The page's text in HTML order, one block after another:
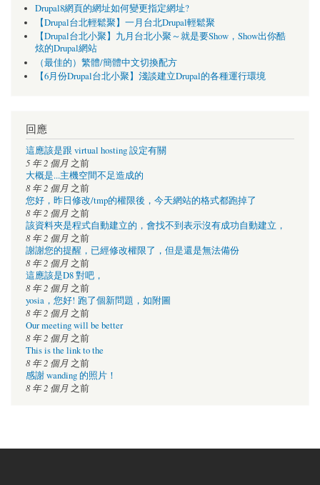
Drupal8網頁的網址如何變更指定網址?
【Drupal台北輕鬆聚】一月台北Drupal輕鬆聚
【Drupal台北小聚】九月台北小聚～就是要Show，Show出你酷
炫的Drupal網站
（最佳的）繁體/簡體中文切換配方
【6月份Drupal台北小聚】淺談建立Drupal的各種運行環境
回應
這應該是跟 virtual hosting 設定有關
5 年 2 個月 之前
大概是...主機空間不足造成的
8 年 2 個月 之前
您好，昨日修改/tmp的權限後，今天網站的格式都跑掉了
8 年 2 個月 之前
該資料夾是程式自動建立的，會找不到表示沒有成功自動建立，
8 年 2 個月 之前
謝謝您的提醒，已經修改權限了，但是還是無法備份
8 年 2 個月 之前
這應該是D8 對吧，
8 年 2 個月 之前
yosia，您好! 跑了個新問題，如附圖
8 年 2 個月 之前
Our meeting will be better
8 年 2 個月 之前
This is the link to the
8 年 2 個月 之前
感謝 wanding 的照片！
8 年 2 個月 之前